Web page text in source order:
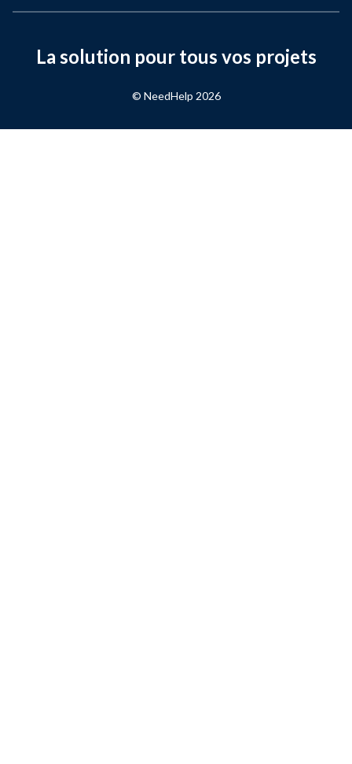
La solution pour tous vos projets
© NeedHelp 2026